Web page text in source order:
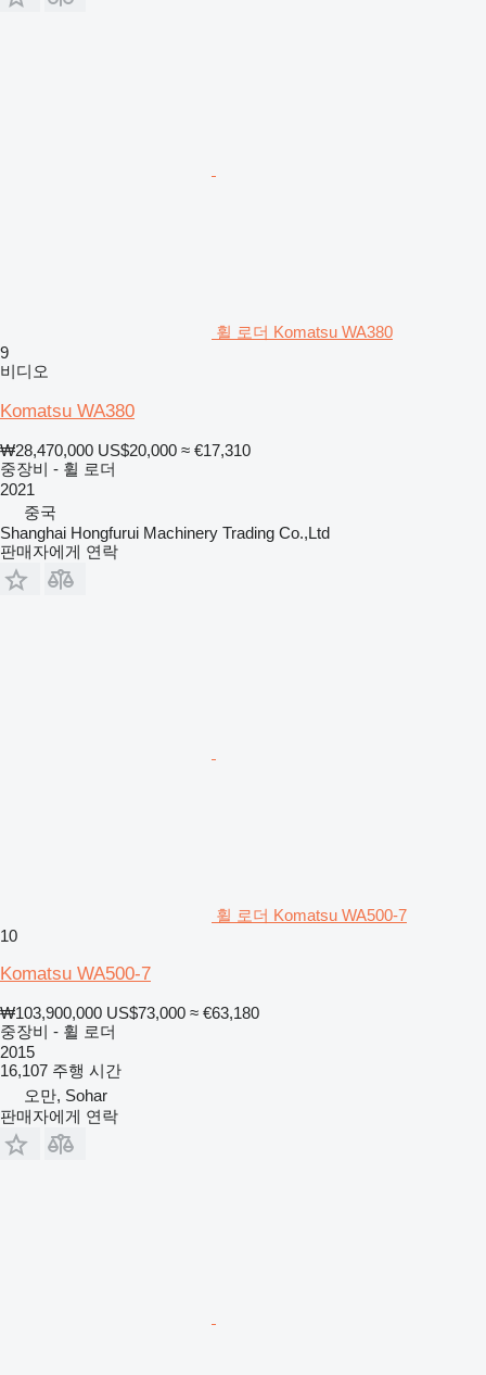
휠 로더 Komatsu WA380
9
비디오
Komatsu WA380
₩28,470,000 US$20,000 ≈ €17,310
중장비 - 휠 로더
2021
중국
Shanghai Hongfurui Machinery Trading Co.,Ltd
판매자에게 연락
휠 로더 Komatsu WA500-7
10
Komatsu WA500-7
₩103,900,000 US$73,000 ≈ €63,180
중장비 - 휠 로더
2015
16,107 주행 시간
오만, Sohar
판매자에게 연락